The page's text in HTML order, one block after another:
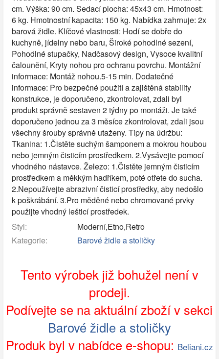
cm. Výška: 90 cm. Sedací plocha: 45x43 cm. Hmotnost:
6 kg. Hmotnostní kapacita: 150 kg. Nabídka zahrnuje: 2x
barová židle. Klíčové vlastnosti: Hodí se dobře do
kuchyně, jídelny nebo baru, Široké pohodlné sezení,
Pohodlné stupačky, Nadčasový design, Vysoce kvalitní
čalounění, Kryty nohou pro ochranu povrchu. Montážní
informace: Montáž nohou.5-15 min. Dodatečné
informace: Pro bezpečné použití a zajištěná stability
konstrukce, je doporučeno, zkontrolovat, zdali byl
produkt správně sestaven 2 týdny po montáži. Je také
doporučeno jednou za 3 měsíce zkontrolovat, zdali jsou
všechny šrouby správně utaženy. Tipy na údržbu:
Tkanina: 1.Čistěte suchým šamponem a mokrou houbou
nebo jemným čisticím prostředkem. 2.Vysávejte pomocí
vhodného nástavce. Železo: 1.Čistěte jemným čisticím
prostředkem a měkkým hadříkem, poté otřete do sucha.
2.Nepoužívejte abrazivní čisticí prostředky, aby nedošlo
k poškrábání. 3.Pro měděné nebo chromované prvky
použijte vhodný lešticí prostředek.
Styl:
Moderní,Etno,Retro
Kategorie:
Barové židle a stoličky
Tento výrobek již bohužel není v
prodeji.
Podívejte se na aktuální zboží v sekci
Barové židle a stoličky
Produk byl v nabídce e-shopu: Beliani.cz